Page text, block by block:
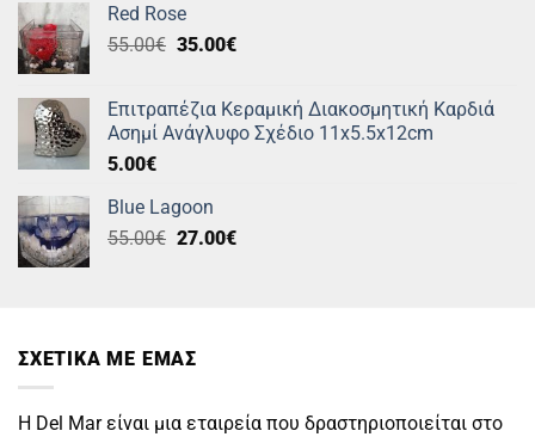
Red Rose
55.00€ Original
55.00€.
35.00€Η
είναι:
35.00€.
Επιτραπέζια Κεραμική Διακοσμητική Καρδιά
Ασημί Ανάγλυφο Σχέδιο 11x5.5x12cm
5.00€
Blue Lagoon
55.00€ Original
27.00€Η
ΣΧΕΤΙΚΑ ΜΕ ΕΜΑΣ
Η Del Mar είναι μια εταιρεία που δραστηριοποιείται στο